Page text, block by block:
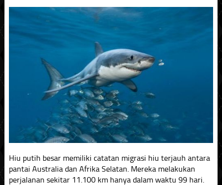
Hiu putih besar memiliki catatan migrasi hiu terjauh antara
pantai Australia dan Afrika Selatan. Mereka melakukan
perjalanan sekitar 11.100 km hanya dalam waktu 99 hari.